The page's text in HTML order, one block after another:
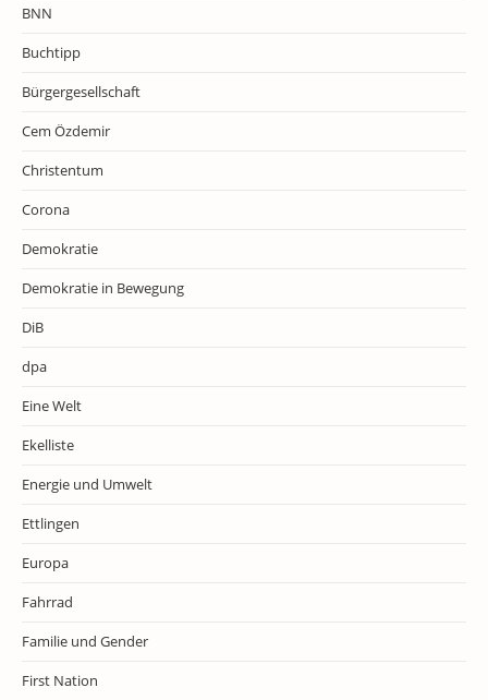
BNN
Buchtipp
Bürgergesellschaft
Cem Özdemir
Christentum
Corona
Demokratie
Demokratie in Bewegung
DiB
dpa
Eine Welt
Ekelliste
Energie und Umwelt
Ettlingen
Europa
Fahrrad
Familie und Gender
First Nation